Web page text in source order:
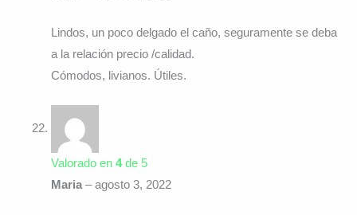
Lindos, un poco delgado el caño, seguramente se deba
a la relación precio /calidad.
Cómodos, livianos. Útiles.
Valorado en 4de 5
Maria – agosto 3, 2022